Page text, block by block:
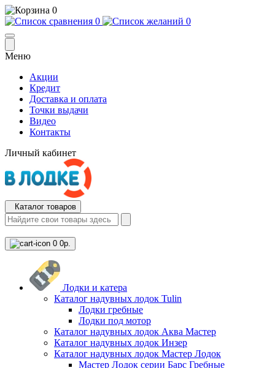
0
0
0
Меню
Акции
Кредит
Доставка и оплата
Точки выдачи
Видео
Контакты
Личный кабинет
Каталог товаров
0 0р.
Лодки и катера
Каталог надувных лодок Tulin
Лодки гребные
Лодки под мотор
Каталог надувных лодок Аква Мастер
Каталог надувных лодок Инзер
Каталог надувных лодок Мастер Лодок
Мастер Лодок серии Барс Гребные